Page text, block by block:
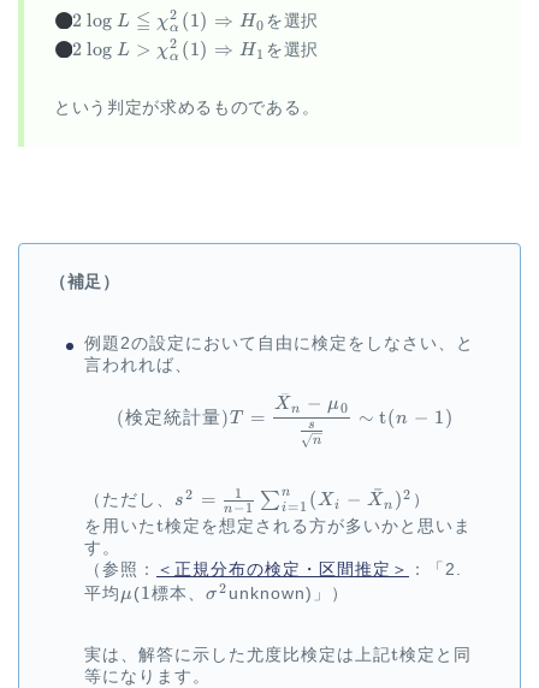
2 \log L \leqq
\chi^2_{\alpha}
(1) \Rightarrow
2 log L ≦ χα
2 (1) ⇒ H_0
H0 を選択
2 \log L \gt
(1) \Rightarrow
2 log L > χα
2 (1) ⇒ H_1
H1 を選択
という判定が求めるものである。
（補足）
例題2の設定において自由に検定をしなさい、と
言われれば、
\begin{aligned} {\small
(検定統計量)T =
n
s
X
ˉ
n − μ0 ∼ t(n − 1 )
（ただし、 s^2 =
\frac{1}{n-1}
(X_i-
\bar{X}_n)^2
s2 = n− 1
1 ∑i=1
n (Xi − X
ˉ
n )2 ）
を用いた \t
t検定を想定される方が多いかと思いま
す。
（参照：
＜正規分布の検定・区間推定＞
：「2.
平均 \mu
μ (1
1標本、 \sigma^2
σ2 unknown)」）
実は、解答に示した尤度比検定は上記\t
t検定と同
等になります。